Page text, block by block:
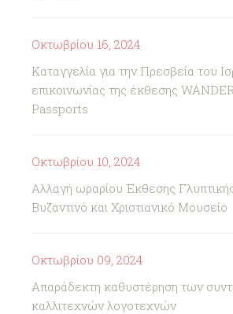
Οκτωβρίου 16, 2024
Καταγγελία για την Πρεσβεία του
επικοινωνίας της έκθεσης
Passports
Οκτωβρίου 10, 2024
Αλλαγή ωραρίου Έκθεσης
Βυζαντινό και Χριστιανικό Μουσείο
Οκτωβρίου 09, 2024
Απαράδεκτη καθυστέρηση των
καλλιτεχνών λογοτεχνών